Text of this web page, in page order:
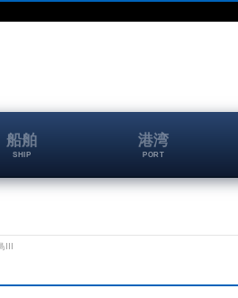
船舶
SHIP
港湾
PORT
III